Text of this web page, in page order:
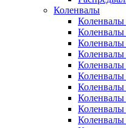
Коленвалы
Коленвалы
Коленвалы
Коленвалы
Коленвалы
Коленвалы
Коленвалы
Коленвалы
Коленвалы
Коленвалы